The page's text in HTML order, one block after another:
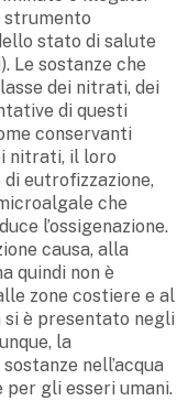
strumento
stato di salute
Le sostanze che
dei nitrati, dei
di questi
conservanti
nitrati, il loro
eutrofizzazione,
che
l’ossigenazione.
causa, alla
quindi non è
zone costiere e al
si è presentato negli
la
nell’acqua
gli esseri umani.